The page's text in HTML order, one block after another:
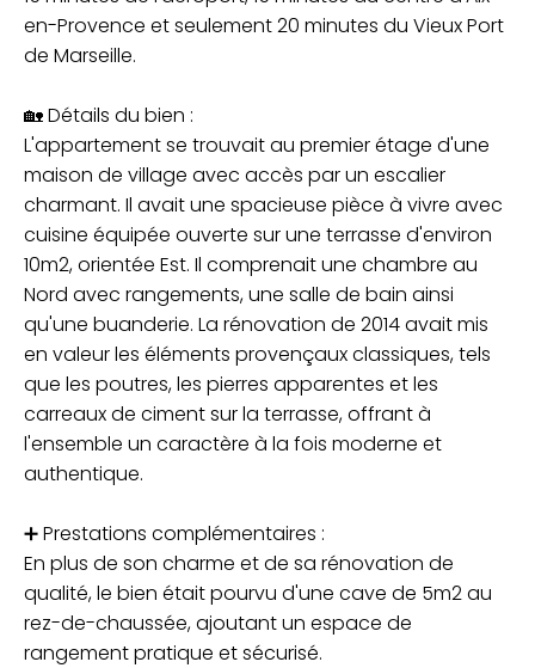
en-Provence et seulement 20 minutes du Vieux Port
de Marseille.
🏡 Détails du bien :
L'appartement se trouvait au premier étage d'une
maison de village avec accès par un escalier
charmant. Il avait une spacieuse pièce à vivre avec
cuisine équipée ouverte sur une terrasse d'environ
10m2, orientée Est. Il comprenait une chambre au
Nord avec rangements, une salle de bain ainsi
qu'une buanderie. La rénovation de 2014 avait mis
en valeur les éléments provençaux classiques, tels
que les poutres, les pierres apparentes et les
carreaux de ciment sur la terrasse, offrant à
l'ensemble un caractère à la fois moderne et
authentique.
➕ Prestations complémentaires :
En plus de son charme et de sa rénovation de
qualité, le bien était pourvu d'une cave de 5m2 au
rez-de-chaussée, ajoutant un espace de
rangement pratique et sécurisé.